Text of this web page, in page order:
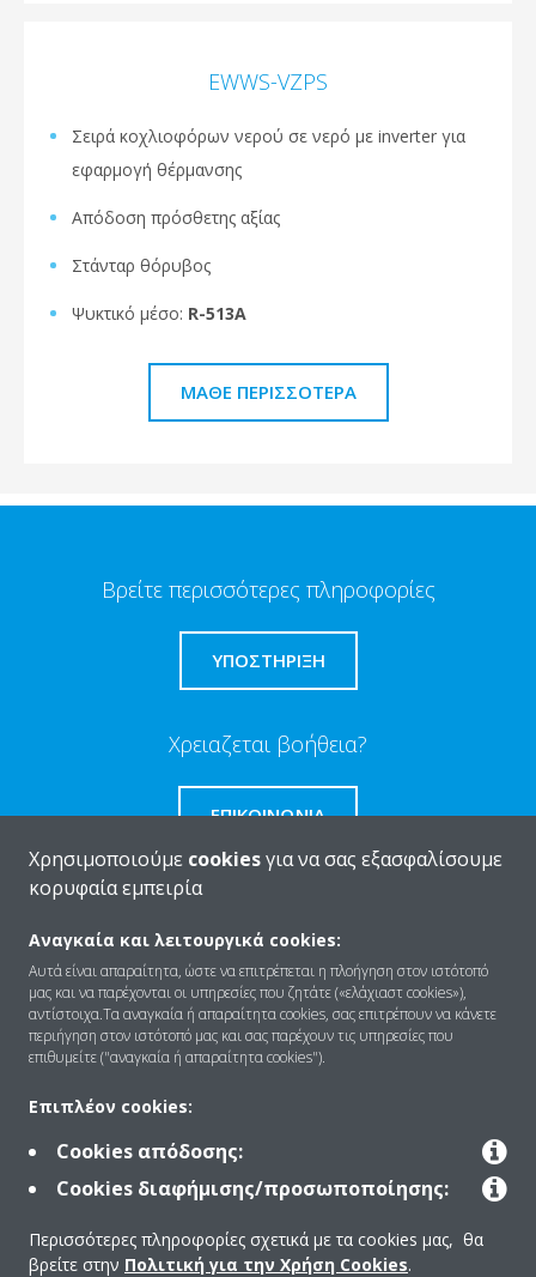
EWWS-VZPS
Σειρά κοχλιοφόρων νερού σε νερό με inverter για
εφαρμογή θέρμανσης
Απόδοση πρόσθετης αξίας
Στάνταρ θόρυβος
Ψυκτικό μέσο: R-513A
ΜΆΘΕ ΠΕΡΙΣΣΌΤΕΡΑ
Βρείτε περισσότερες πληροφορίες
ΥΠΟΣΤΗΡΙΞΗ
Χρειαζεται βοήθεια?
ΕΠΙΚΟΙΝΩΝΊΑ
Ποιοι είμαστε
Λύσεις
Επικοινωνία
Products
Χρησιμοποιούμε cookiesγια να σας εξασφαλίσουμε
κορυφαία εμπειρία
Αναγκαία και λειτουργικά cookies:
Αυτά είναι απαραίτητα, ώστε να επιτρέπεται η πλοήγηση στον ιστότοπό
μας και να παρέχονται οι υπηρεσίες που ζητάτε («ελάχιαστ cookies»),
αντίστοιχα.Τα αναγκαία ή απαραίτητα cookies, σας επιτρέπουν να κάνετε
περιήγηση στον ιστότοπό μας και σας παρέχουν τις υπηρεσίες που
επιθυμείτε ("αναγκαία ή απαραίτητα cookies").
Επιπλέον cookies:
Cookies απόδοσης:
Cookies διαφήμισης/προσωποποίησης:
Περισσότερες πληροφορίες σχετικά με τα cookies μας, θα
βρείτε στην Πολιτική για την Χρήση Cookies.